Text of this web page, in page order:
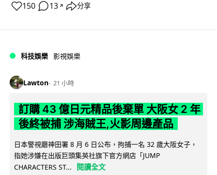
150 13 ↗ 分享
科技娛樂 影視娛樂
Lawton 21 小時
訂購 43 億日元精品後棄單 大阪女 2 年
後終被捕 涉海賊王,火影周邊產品
日本警視廳神田署 8 月 6 日公布，拘捕一名 32 歲大阪女子，
指她涉嫌在出版巨頭集英社旗下官方網店「JUMP
CHARACTERS ST...
閱讀全文